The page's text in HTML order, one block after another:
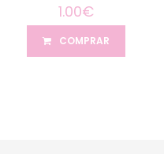
1.00€
COMPRAR